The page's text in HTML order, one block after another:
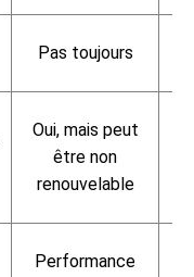
Pas toujours
Oui, mais peut
être non
renouvelable
Performance